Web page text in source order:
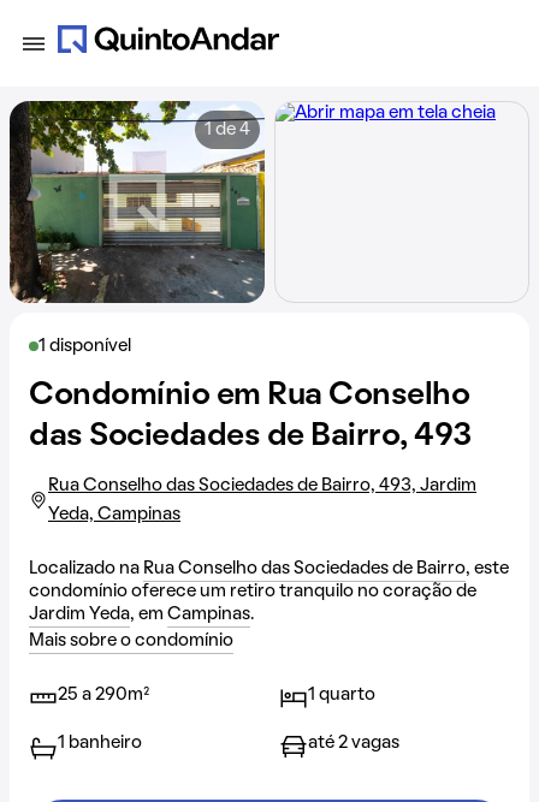
1 disponível
Condomínio em Rua Conselho
das Sociedades de Bairro, 493
Rua Conselho das Sociedades de Bairro, 493, Jardim
Yeda, Campinas
Localizado na Rua Conselho das Sociedades de Bairro, este
condomínio oferece um retiro tranquilo no coração de
Jardim Yeda, em Campinas.
Mais sobre o condomínio
25 a 290m² 1 quarto
1 banheiro até 2 vagas
1 de 4